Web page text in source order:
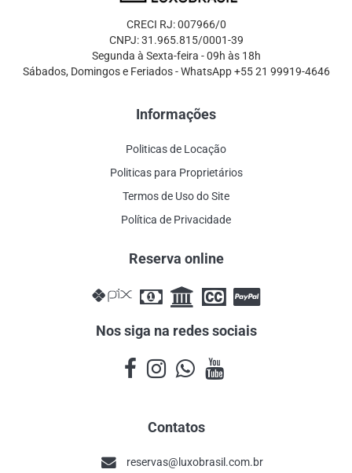
CRECI RJ: 007966/0
CNPJ: 31.965.815/0001-39
Segunda à Sexta-feira - 09h às 18h
Sábados, Domingos e Feriados - WhatsApp +55 21 99919-4646
Informações
Politicas de Locação
Politicas para Proprietários
Termos de Uso do Site
Política de Privacidade
Reserva online
Nos siga na redes sociais
Contatos
reservas@luxobrasil.com.br